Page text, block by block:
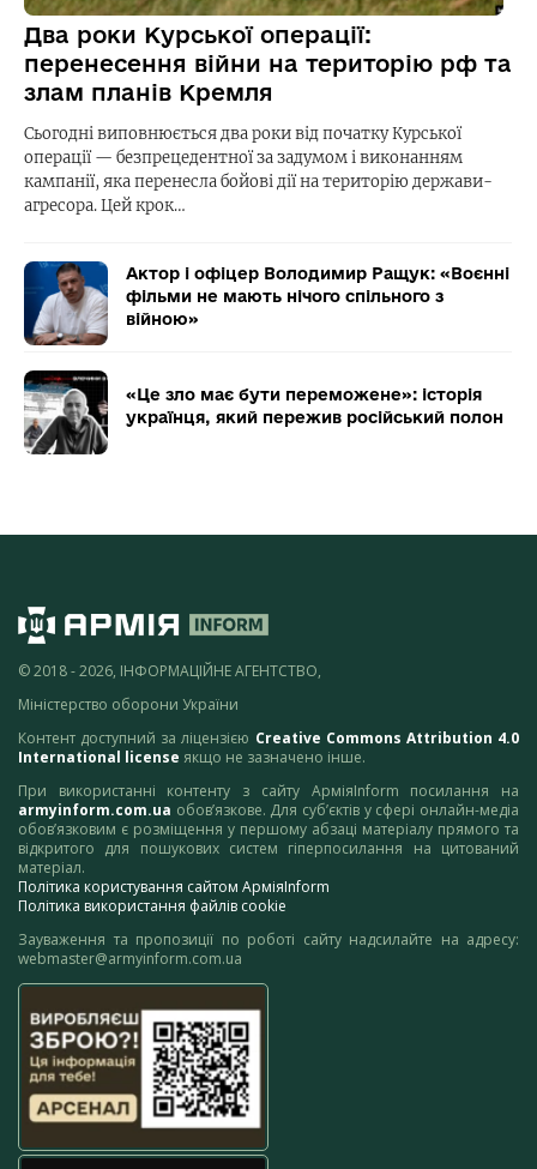
Два роки Курської операції:
перенесення війни на територію рф та
злам планів Кремля
Сьогодні виповнюється два роки від початку Курської
операції — безпрецедентної за задумом і виконанням
кампанії, яка перенесла бойові дії на територію держави-
агресора. Цей крок…
Актор і офіцер Володимир Ращук: «Воєнні
фільми не мають нічого спільного з
війною»
«Це зло має бути переможене»: історія
українця, який пережив російський полон
© 2018 - 2026, ІНФОРМАЦІЙНЕ АГЕНТСТВО,
Міністерство оборони України
Контент доступний за ліцензією Creative Commons Attribution 4.0
International license якщо не зазначено інше.
При використанні контенту з сайту АрміяInform посилання на
armyinform.com.ua обов’язкове. Для суб’єктів у сфері онлайн-медіа
обов’язковим є розміщення у першому абзаці матеріалу прямого та
відкритого для пошукових систем гіперпосилання на цитований
матеріал.
Політика користування сайтом АрміяInform
Політика використання файлів cookie
Зауваження та пропозиції по роботі сайту надсилайте на адресу:
webmaster@armyinform.com.ua